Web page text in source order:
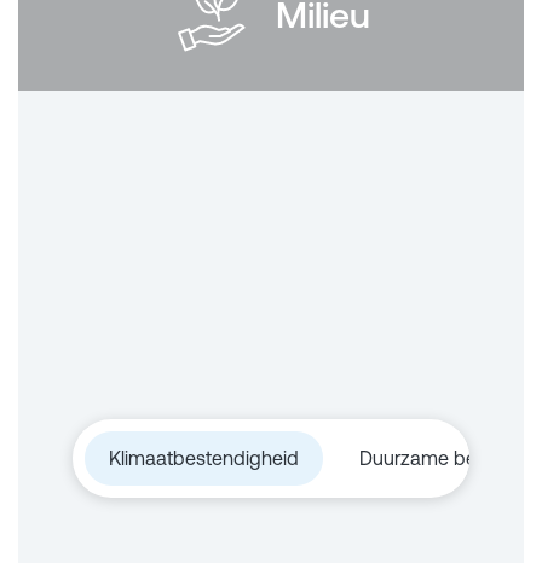
Milieu
Klimaatbestendigheid Duurzame